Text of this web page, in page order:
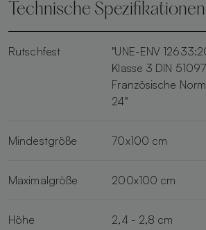
Technische Spezifikationen
Rutschfest
"UNE-ENV
Klasse 3 DIN
Französische
24"
Mindestgröße 70x100 cm
Maximalgröße 200x100 cm
Höhe 2,4 - 2,8 cm